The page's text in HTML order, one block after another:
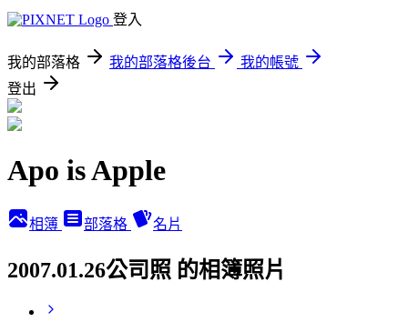
登入
我的部落格 我的部落格後台
我的帳號
登出
Apo is Apple
相簿 部落格 名片
2007.01.26公司照 的相簿照片